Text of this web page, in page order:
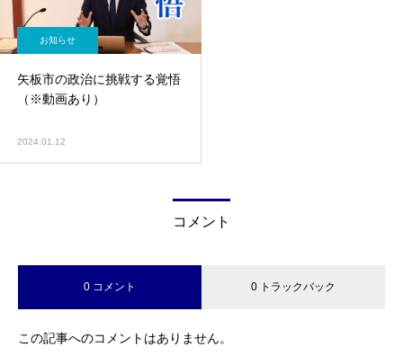
お知らせ
矢板市の政治に挑戦する覚悟
（※動画あり）
2024.01.12
コメント
0 コメント 0 トラックバック
この記事へのコメントはありません。